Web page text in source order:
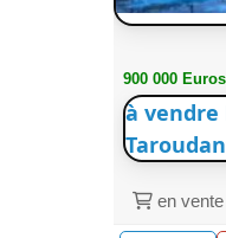
900 000 Euros
à vendre
en vente